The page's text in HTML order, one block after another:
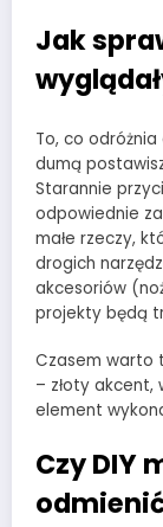
Jak
To, co
dumą
Starannie
odpowiednie
małe rzeczy,
drogich
akcesoriów
projekty będą
Czasem warto
– złoty
element
Czy DIY